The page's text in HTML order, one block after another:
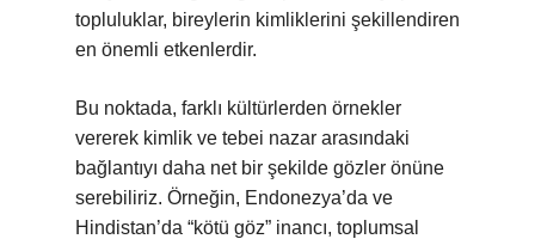
topluluklar, bireylerin kimliklerini şekillendiren
en önemli etkenlerdir.
Bu noktada, farklı kültürlerden örnekler
vererek kimlik ve tebei nazar arasındaki
bağlantıyı daha net bir şekilde gözler önüne
serebiliriz. Örneğin, Endonezya’da ve
Hindistan’da “kötü göz” inancı, toplumsal